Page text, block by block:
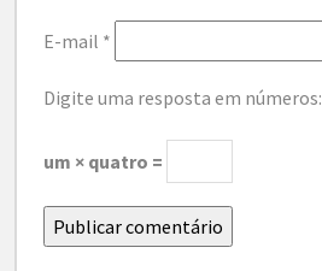
E-mail *
Digite uma resposta em números:
um × quatro =